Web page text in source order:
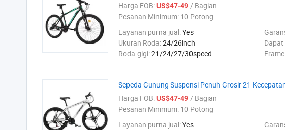
Harga FOB:US$47-49/ Bagian
Pesanan Minimum: 10 Potong
Layanan purna jual:Yes
Ukuran Roda:24/26inch
Roda-gigi:21/24/27/30speed
Sepeda Gunung Suspensi Penuh Grosir 21
Harga FOB:US$47-49/ Bagian
Pesanan Minimum: 10 Potong
Layanan purna jual:Yes